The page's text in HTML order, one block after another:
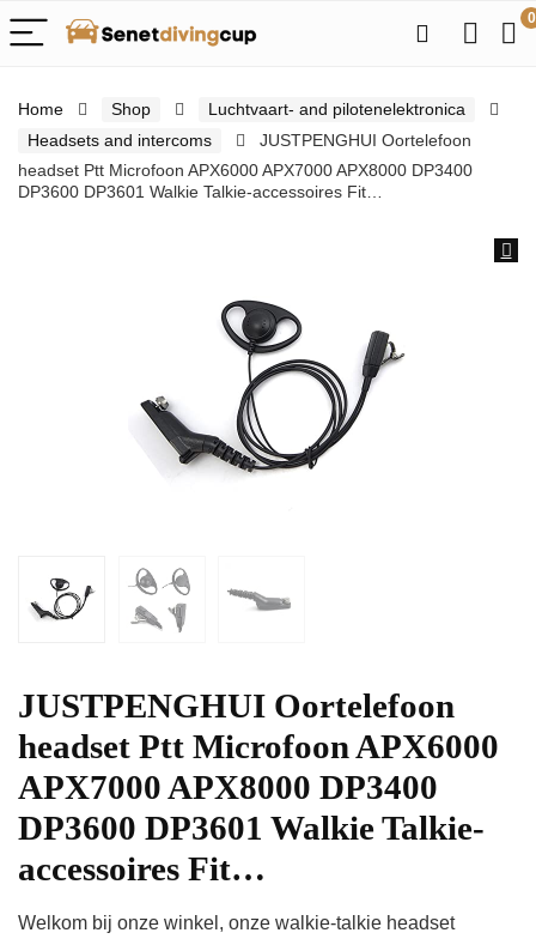
0
Home Shop
Luchtvaart- and pilotenelektronica
Headsets and intercoms
JUSTPENGHUI Oortelefoon
headset Ptt Microfoon APX6000 APX7000 APX8000 DP3400
DP3600 DP3601 Walkie Talkie-accessoires Fit…
JUSTPENGHUI Oortelefoon
headset Ptt Microfoon APX6000
APX7000 APX8000 DP3400
DP3600 DP3601 Walkie Talkie-
accessoires Fit…
Welkom bij onze winkel, onze walkie-talkie headset